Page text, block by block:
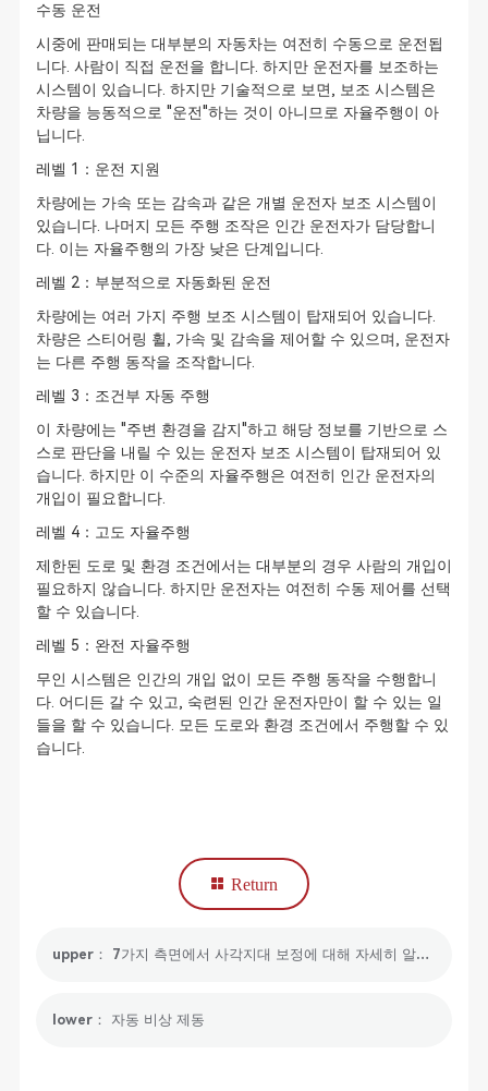
수동 운전
시중에 판매되는 대부분의 자동차는 여전히 수동으로 운전됩
니다. 사람이 직접 운전을 합니다. 하지만 운전자를 보조하는
시스템이 있습니다. 하지만 기술적으로 보면, 보조 시스템은
차량을 능동적으로 "운전"하는 것이 아니므로 자율주행이 아
닙니다.
레벨 1：운전 지원
차량에는 가속 또는 감속과 같은 개별 운전자 보조 시스템이
있습니다. 나머지 모든 주행 조작은 인간 운전자가 담당합니
다. 이는 자율주행의 가장 낮은 단계입니다.
레벨 2：부분적으로 자동화된 운전
차량에는 여러 가지 주행 보조 시스템이 탑재되어 있습니다.
차량은 스티어링 휠, 가속 및 감속을 제어할 수 있으며, 운전자
는 다른 주행 동작을 조작합니다.
레벨 3：조건부 자동 주행
이 차량에는 "주변 환경을 감지"하고 해당 정보를 기반으로 스
스로 판단을 내릴 수 있는 운전자 보조 시스템이 탑재되어 있
습니다. 하지만 이 수준의 자율주행은 여전히 인간 운전자의
개입이 필요합니다.
레벨 4：고도 자율주행
제한된 도로 및 환경 조건에서는 대부분의 경우 사람의 개입이
필요하지 않습니다. 하지만 운전자는 여전히 수동 제어를 선택
할 수 있습니다.
레벨 5：완전 자율주행
무인 시스템은 인간의 개입 없이 모든 주행 동작을 수행합니
다. 어디든 갈 수 있고, 숙련된 인간 운전자만이 할 수 있는 일
들을 할 수 있습니다. 모든 도로와 환경 조건에서 주행할 수 있
습니다.
Return
upper： 7가지 측면에서 사각지대 보정에 대해 자세히 알아보세요
lower： 자동 비상 제동